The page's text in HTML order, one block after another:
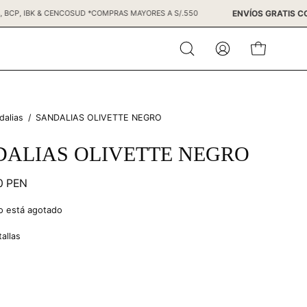
DINERS, BCP, IBK & CENCOSUD *COMPRAS MAYORES A S/.550 ENVÍOS
Abrir
barra
MI
CUENTA
CARRO
/ SANDALIAS OLIVETTE NEGRO
OLIVETTE NEGRO
PEN
está agotado